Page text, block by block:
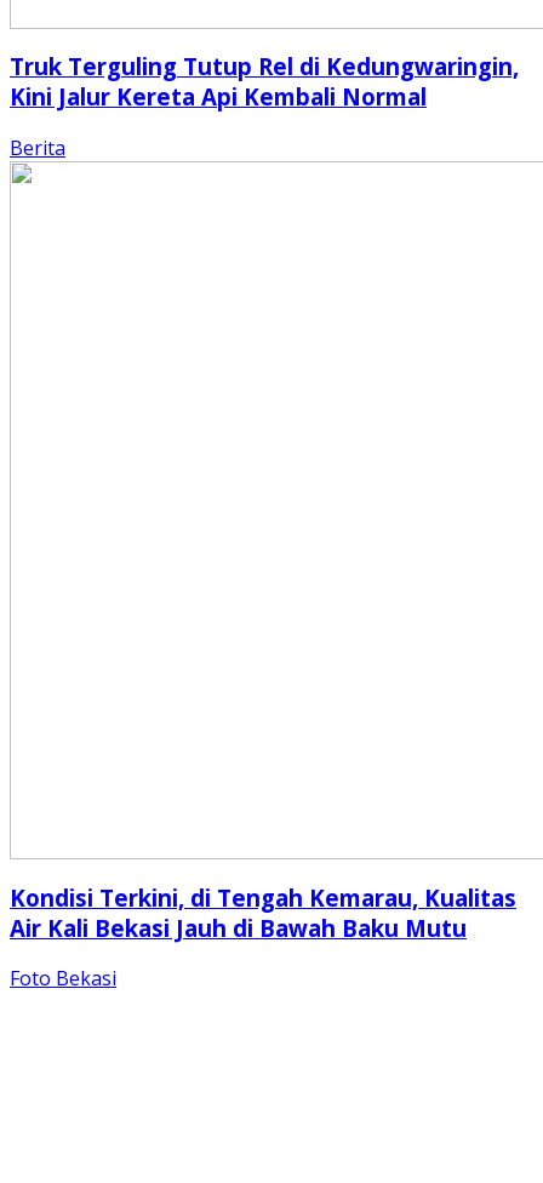
Truk Terguling Tutup Rel di Kedungwaringin,
Kini Jalur Kereta Api Kembali Normal
Berita
Kondisi Terkini, di Tengah Kemarau, Kualitas
Air Kali Bekasi Jauh di Bawah Baku Mutu
Foto Bekasi